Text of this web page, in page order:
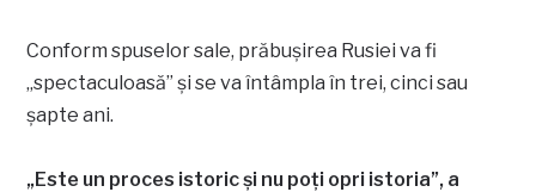
Conform spuselor sale, prăbușirea Rusiei va fi
„spectaculoasă” și se va întâmpla în trei, cinci sau
șapte ani.
„Este un proces istoric și nu poți opri istoria”, a